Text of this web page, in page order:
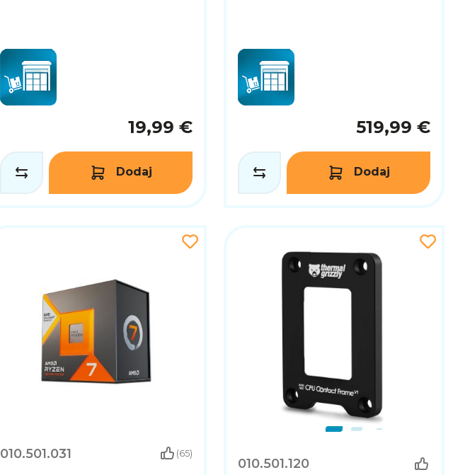
19,99 €
Dodaj
519,99 €
Dodaj
010.501.031 (65)
010.501.120